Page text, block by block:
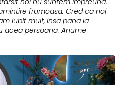
frumoasa. Cred ca noi
iubit mult, insa pana la
acea persoana. Anume